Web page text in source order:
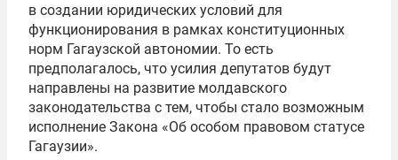
в создании юридических условий для
функционирования в рамках конституционных
норм Гагаузской автономии. То есть
предполагалось, что усилия депутатов будут
направлены на развитие молдавского
законодательства с тем, чтобы стало возможным
исполнение Закона «Об особом правовом статусе
Гагаузии».